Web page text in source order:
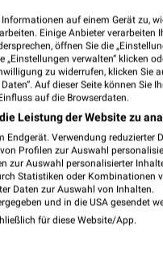
auf einem Gerät zu,
Einige Anbieter
öffnen Sie die
verwalten“ klicken
zu widerrufen, klicken Sie
Auf dieser Seite können Sie
auf die Browserdaten.
Leistung der Website zu
Verwendung reduzierter
Profilen zur Auswahl
zur Auswahl personalisierter
Statistiken oder Kombinationen
Daten zur Auswahl von Inhalten.
und in die USA gesendet
für diese Website/App.